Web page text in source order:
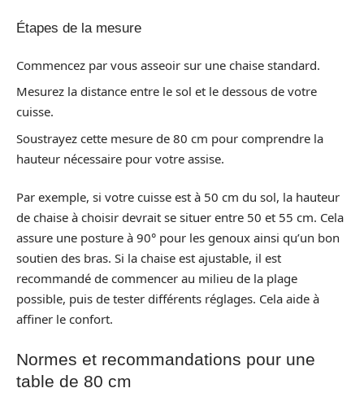
Étapes de la mesure
Commencez par vous asseoir sur une chaise standard.
Mesurez la distance entre le sol et le dessous de votre
cuisse.
Soustrayez cette mesure de 80 cm pour comprendre la
hauteur nécessaire pour votre assise.
Par exemple, si votre cuisse est à 50 cm du sol, la hauteur
de chaise à choisir devrait se situer entre 50 et 55 cm. Cela
assure une posture à 90° pour les genoux ainsi qu’un bon
soutien des bras. Si la chaise est ajustable, il est
recommandé de commencer au milieu de la plage
possible, puis de tester différents réglages. Cela aide à
affiner le confort.
Normes et recommandations pour une
table de 80 cm